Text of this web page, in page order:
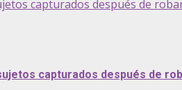
capturados después de
capturados después de